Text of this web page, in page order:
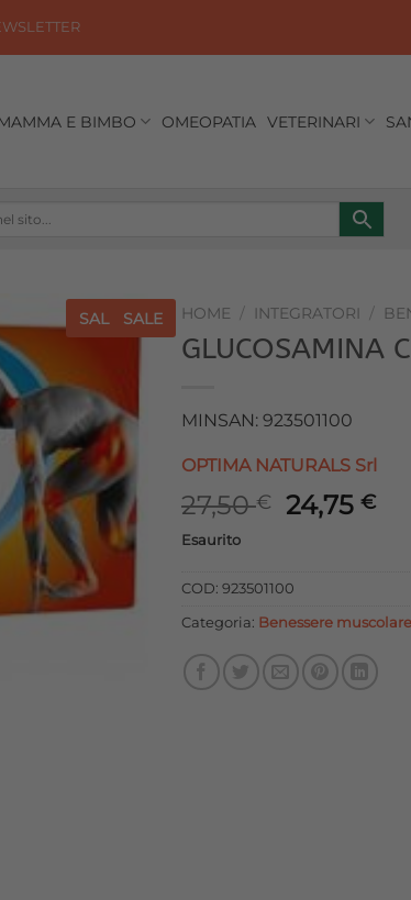
E BIMBO OMEOPATIA VETERINARI
SALE SALE
alla lista
desideri
HOME / INTEGRATORI /
GLUCOSAMINA
MINSAN: 923501100
OPTIMA NATURALS Srl
27,50€
Il
era:
27,50 €.
24,75€Il
Esaurito
COD: 923501100
Categoria: Benessere muscolare